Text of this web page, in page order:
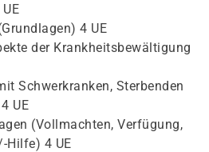
4 UE
der Krankheitsbewältigung
Schwerkranken, Sterbenden
UE
(Vollmachten, Verfügung,
Hilfe) 4 UE